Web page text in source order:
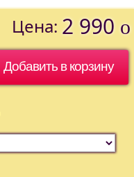
Цена: 2 990 o